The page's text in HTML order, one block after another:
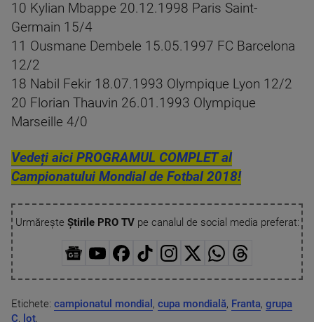
10 Kylian Mbappe 20.12.1998 Paris Saint-
Germain 15/4
11 Ousmane Dembele 15.05.1997 FC Barcelona
12/2
18 Nabil Fekir 18.07.1993 Olympique Lyon 12/2
20 Florian Thauvin 26.01.1993 Olympique
Marseille 4/0
Vedeți aici PROGRAMUL COMPLET al
Campionatului Mondial de Fotbal 2018!
Urmărește Știrile PRO TVpe canalul de social media preferat:
Etichete: campionatul mondial , cupa mondială, Franta, grupa
C, lot,